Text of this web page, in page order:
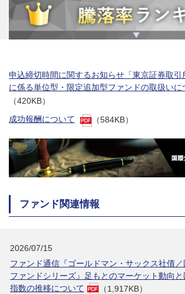
申込締切時間に関するお知らせ「東京証券取引
に係る単位型・限定追加型ファンドの取扱いに
（420KB）
成功報酬について
（584KB）
ファンド関連情報
2026/07/15
ファンド通信『ゴールドマン・サックス社債
ファンドシリーズ』足もとのマーケット動向
指数の推移について
（1,917KB）